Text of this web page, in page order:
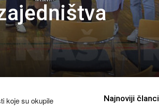
koje su okupile
Najnoviji članci